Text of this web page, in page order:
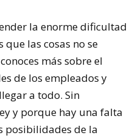
la enorme dificultad
las cosas no se
más sobre el
de los empleados y
a todo. Sin
y porque hay una falta
posibilidades de la